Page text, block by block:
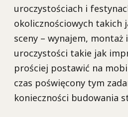
uroczystościach i
okolicznościowych takich
sceny – wynajem, montaż
uroczystości takie jak
prościej postawić na
czas poświęcony tym
konieczności budowania